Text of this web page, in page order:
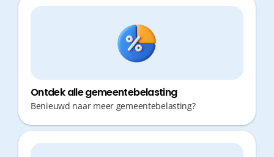
Ontdek alle gemeentebelasting
Benieuwd naar meer gemeentebelasting?